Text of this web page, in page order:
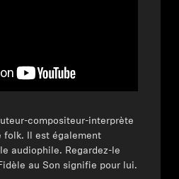
compositeur-interprète
folk. Il est également
audiophile. Regardez-le
au Son signifie pour lui.